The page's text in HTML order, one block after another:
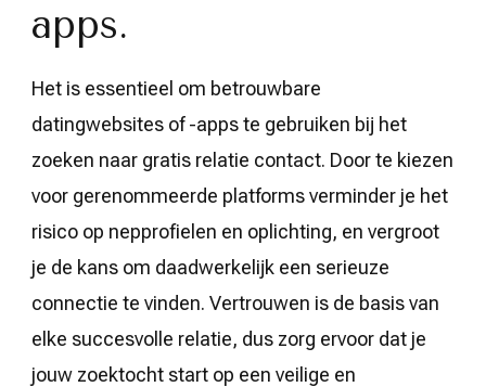
apps.
Het is essentieel om betrouwbare
datingwebsites of -apps te gebruiken bij het
zoeken naar gratis relatie contact. Door te kiezen
voor gerenommeerde platforms verminder je het
risico op nepprofielen en oplichting, en vergroot
je de kans om daadwerkelijk een serieuze
connectie te vinden. Vertrouwen is de basis van
elke succesvolle relatie, dus zorg ervoor dat je
jouw zoektocht start op een veilige en